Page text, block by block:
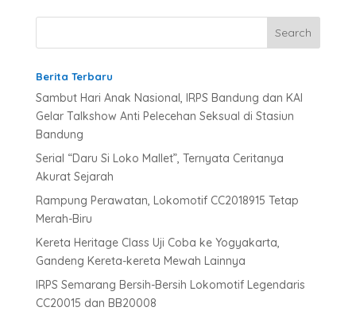
i
v
e
:
Berita Terbaru
Sambut Hari Anak Nasional, IRPS Bandung dan KAI
Gelar Talkshow Anti Pelecehan Seksual di Stasiun
Bandung
Serial “Daru Si Loko Mallet”, Ternyata Ceritanya
Akurat Sejarah
Rampung Perawatan, Lokomotif CC2018915 Tetap
Merah-Biru
Kereta Heritage Class Uji Coba ke Yogyakarta,
Gandeng Kereta-kereta Mewah Lainnya
IRPS Semarang Bersih-Bersih Lokomotif Legendaris
CC20015 dan BB20008